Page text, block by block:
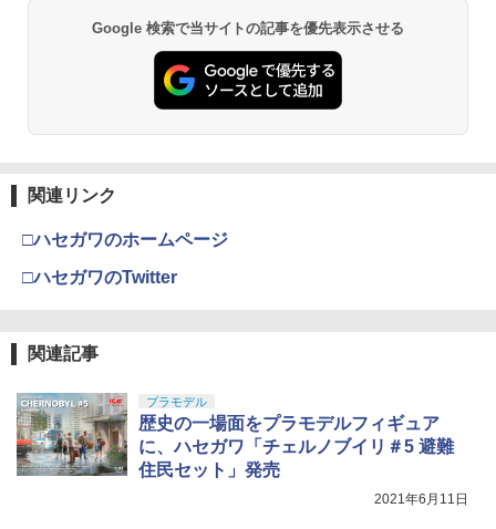
￥830
【ネコポス対応】SP.454/タミヤ/レーシ
ングスリックタイヤ
タミヤ ミニ四駆特別企画(パーツ) HG ネ
TAMASHII NATIONS S.H.フィギュアー
ツ（真骨彫製法） 仮面ライダーBLACK
RX 約150mm PVC&ABS&布製 塗装済み
4
TAMASHII NATIONS S.H.フィギュアー
5
タカラトミー(TAKARA TOMY) T-SPAR
K トランスフォーマー ニューレジェンズ
NL-06 オートボット コスモス 可動フィ
ギュア
BANDAI SPIRITS(バンダイ スピリッツ)
30MS Fate/Grand Order アルトリア・
キャスター 色分け済みプラモデル
分け済みプラモデル
アマスター 1/144スケール 色分け済みプ
ラモデル
￥3,782
東京マルイ(TOKYO MARUI) No.21 H&K
USP HG 18歳以上エアーHOPハンドガン
￥3,409
4
￥4,761
GSIクレオス Mr.トップコート 水性プレ
ミアムトップコートスプレー 光沢 88ml
ホビー用仕上材 B601
型用接着剤 87003
8ml ホビー用仕上材 B603
￥710
Google 検索で当サイトの記事を優先表示させる
関連リンク
□ハセガワのホームページ
□ハセガワのTwitter
関連記事
プラモデル
歴史の一場面をプラモデルフィギュア
に、ハセガワ「チェルノブイリ＃5 避難
住民セット」発売
2021年6月11日